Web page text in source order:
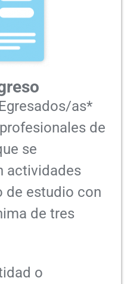
as*
de
se
actividades
de estudio con
de tres
o